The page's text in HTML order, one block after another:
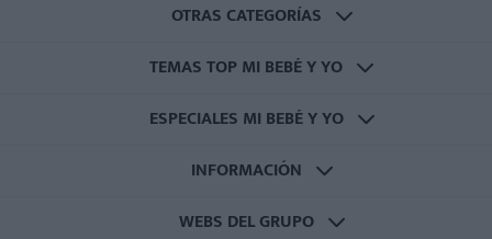
OTRAS CATEGORÍAS
TEMAS TOP MI BEBÉ Y YO
ESPECIALES MI BEBÉ Y YO
INFORMACIÓN
WEBS DEL GRUPO